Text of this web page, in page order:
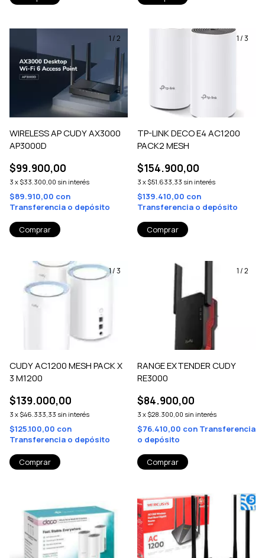
1 /2
WIRELESS AP CUDY AX3000
AP3000D
$99.900,00
3 x $33.300,00 sin interés
$89.910,00 con
Transferencia o depósito
1/3
TP-LINK DECO E4 AC1200
PACK2 MESH
$154.900,00
3 x $51.633,33 sin interés
$139.410,00 con
Transferencia o depósito
1/3
CUDY AC1200 MESH PACK X
3 M1200
$139.000,00
3 x $46.333,33 sin interés
$125.100,00 con
Transferencia o depósito
1/2
RANGE EXTENDER CUDY
RE3000
$84.900,00
3 x $28.300,00 sin interés
$76.410,00 con Transferencia
o depósito